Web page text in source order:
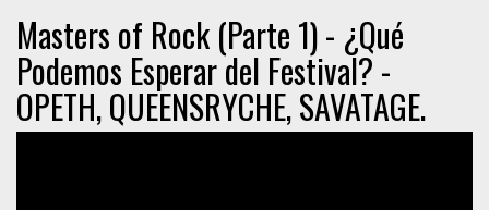
Masters of Rock (Parte 1) - ¿Qué
Podemos Esperar del Festival? -
OPETH, QUEENSRYCHE, SAVATAGE.